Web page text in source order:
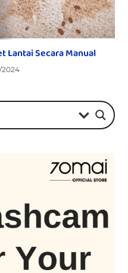
Lantai Secara Manual
2024